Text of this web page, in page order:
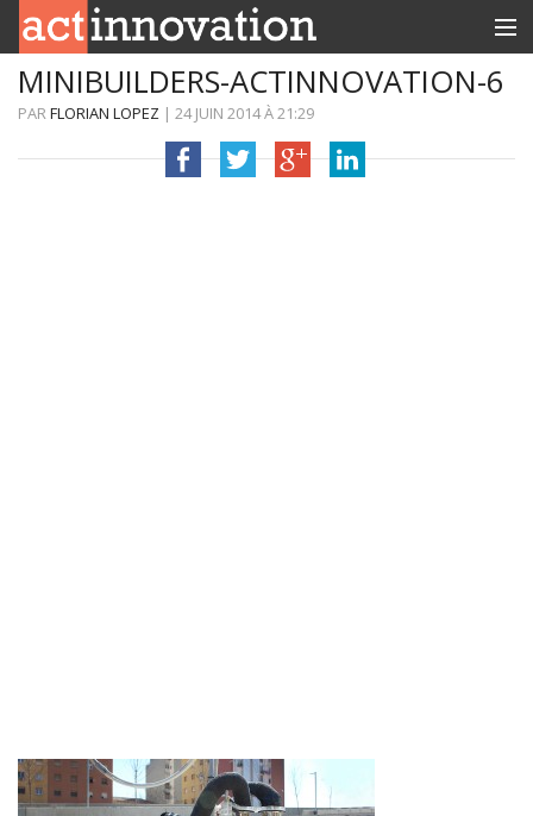
RUBRIQUES
MINIBUILDERS-ACTINNOVATION-6
PARFLORIAN LOPEZ | 24 JUIN 2014À21:29